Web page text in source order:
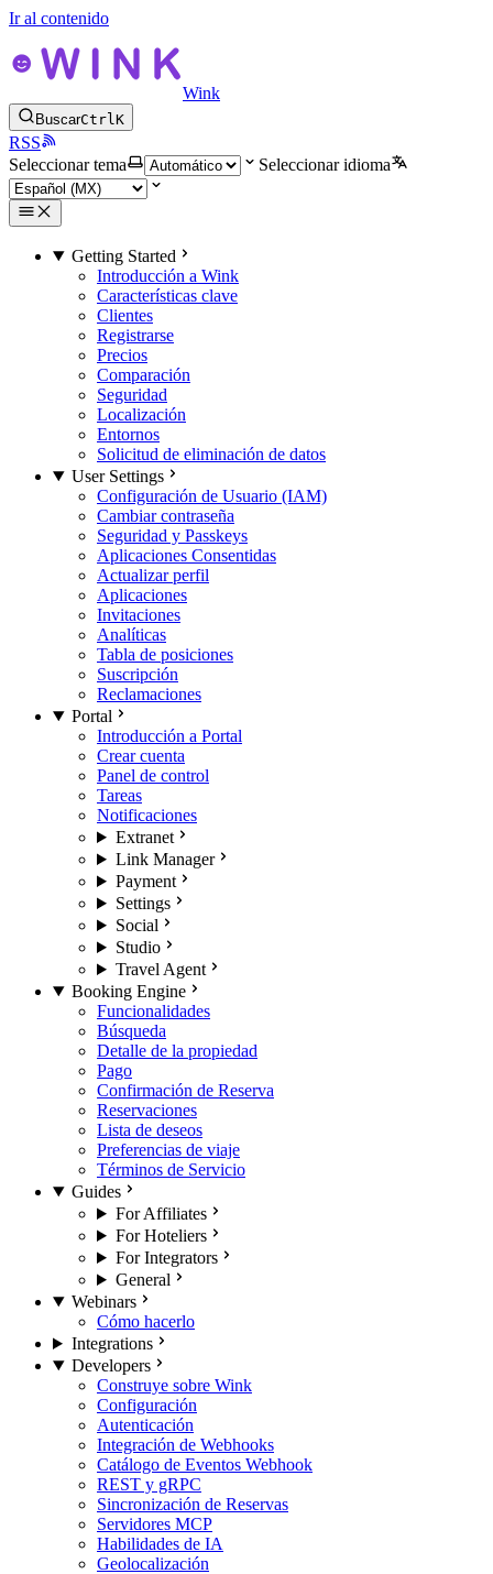
Ir al contenido
Wink
BuscarCtrlK
RSS
Seleccionar tema
Seleccionar idioma
Getting Started
Introducción a Wink
Características clave
Clientes
Registrarse
Precios
Comparación
Seguridad
Localización
Entornos
Solicitud de eliminación de datos
User Settings
Configuración de Usuario (IAM)
Cambiar contraseña
Seguridad y Passkeys
Aplicaciones Consentidas
Actualizar perfil
Aplicaciones
Invitaciones
Analíticas
Tabla de posiciones
Suscripción
Reclamaciones
Portal
Introducción a Portal
Crear cuenta
Panel de control
Tareas
Notificaciones
Extranet
Link Manager
Payment
Settings
Social
Studio
Travel Agent
Booking Engine
Funcionalidades
Búsqueda
Detalle de la propiedad
Pago
Confirmación de Reserva
Reservaciones
Lista de deseos
Preferencias de viaje
Términos de Servicio
Guides
For Affiliates
For Hoteliers
For Integrators
General
Webinars
Cómo hacerlo
Integrations
Developers
Construye sobre Wink
Configuración
Autenticación
Integración de Webhooks
Catálogo de Eventos Webhook
REST y gRPC
Sincronización de Reservas
Servidores MCP
Habilidades de IA
Geolocalización